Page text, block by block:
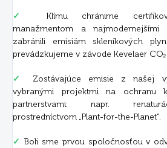
✓
Klímu chránime
manažmentom a
zabránili emisiám skleníkových
prevádzkujeme v závode Kevelaer
✓ Zostávajúce emisie z našej
vybranými projektmi na ochranu
partnerstvami: napr.
prostredníctvom „Plant-for-the-Planet“.
✓ Boli sme prvou spoločnosťou v